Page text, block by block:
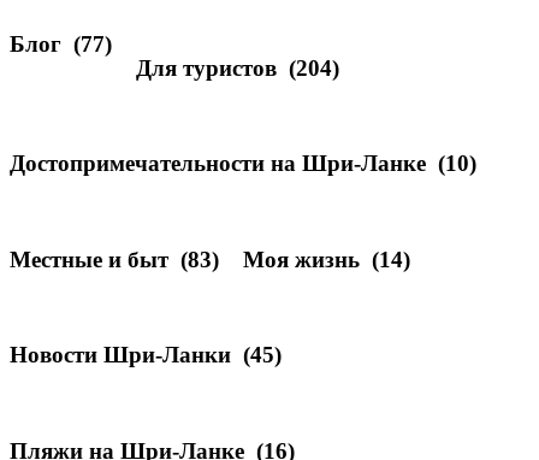
Блог (77)
Для туристов (204)
Достопримечательности на Шри-Ланке (10)
Местные и быт (83) Моя жизнь (14)
Новости Шри-Ланки (45)
Пляжи на Шри-Ланке (16)